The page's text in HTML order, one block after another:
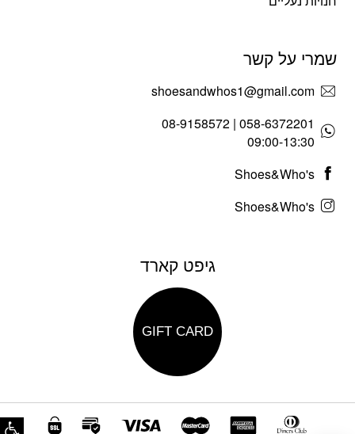
שמרי על קשר
shoesandwhos1@gmail.com
058-6372201 | 08-9158572
09:00-13:30
Shoes&Who's
Shoes&Who's
גיפט קארד
GIFT CARD